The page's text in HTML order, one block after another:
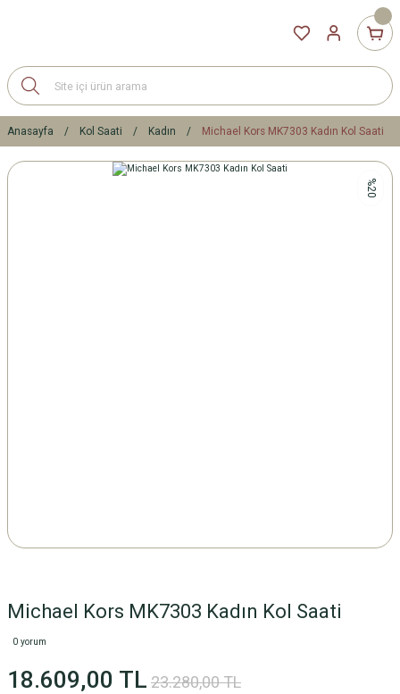
Anasayfa Kol Saati Kadın Michael Kors MK7303 Kadın Kol Saati
%20
Michael Kors MK7303 Kadın Kol Saati
0 yorum
18.609,00 TL 23.280,00 TL